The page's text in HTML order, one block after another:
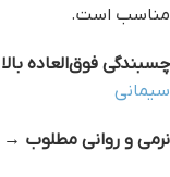
مناسب است.
چسبندگی فوق‌العاده بالا
سیمانی
نرمی و روانی مطلوب →